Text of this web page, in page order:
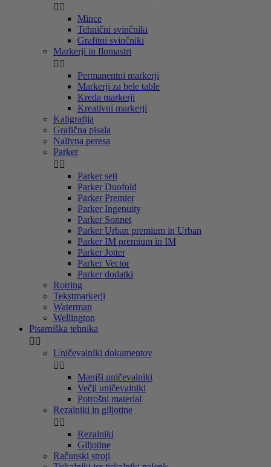
 
Mince
Tehnični svinčniki
Grafitni svinčniki
Markerji in flomastri
 
Permanentni markerji
Markerji za bele table
Kreda markerji
Kreativni markerji
Kaligrafija
Grafična pisala
Nalivna peresa
Parker
 
Parker seti
Parker Duofold
Parker Premier
Parker Ingenuity
Parker Sonnet
Parker Urban premium in Urban
Parker IM premium in IM
Parker Jotter
Parker Vector
Parker dodatki
Rotring
Tekstmarkerji
Waterman
Wellington
Pisarniška tehnika
 
Uničevalniki dokumentov
 
Manjši uničevalniki
Večji uničevalniki
Potrošni material
Rezalniki in giljotine
 
Rezalniki
Giljotine
Računski stroji